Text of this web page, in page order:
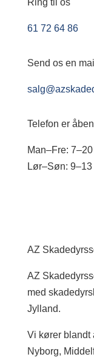
Ring til os
61 72 64 86
Send os en mail
Telefon er åben
Man–Fre: 7–20
Lør–Søn: 9–13
AZ
AZ
med
Jylland.
Vi kører blandt
Nyborg,